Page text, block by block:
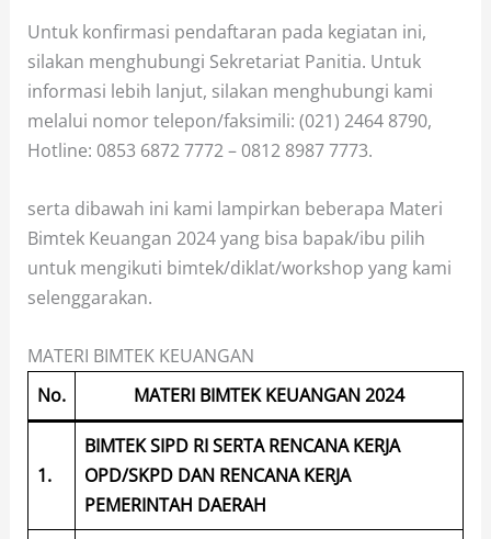
Untuk konfirmasi pendaftaran pada kegiatan ini,
silakan menghubungi Sekretariat Panitia. Untuk
informasi lebih lanjut, silakan menghubungi kami
melalui nomor telepon/faksimili: (021) 2464 8790,
Hotline: 0853 6872 7772 – 0812 8987 7773.
serta dibawah ini kami lampirkan beberapa Materi
Bimtek Keuangan 2024 yang bisa bapak/ibu pilih
untuk mengikuti bimtek/diklat/workshop yang kami
selenggarakan.
MATERI BIMTEK KEUANGAN
No.
MATERI BIMTEK KEUANGAN 2024
1.
BIMTEK SIPD RI SERTA RENCANA KERJA
OPD/SKPD DAN RENCANA KERJA
PEMERINTAH DAERAH